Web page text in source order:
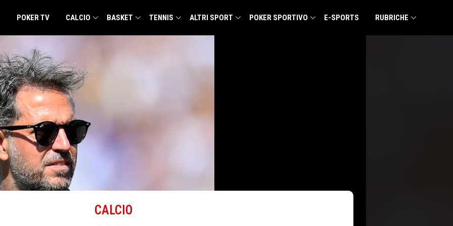
POKER TV CALCIO BASKET TENNIS ALTRI SPORT POKER SPORTIVO E-SPORTS RUBRICHE
CALCIO